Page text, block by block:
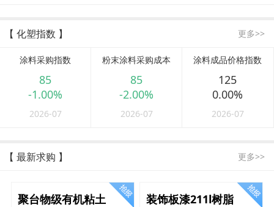
【 化塑指数 】 更多>>
涂料采购指数
85
-1.00%
2026-07
粉末涂料采购成本
85
-2.00%
2026-07
涂料成品价格指数
125
0.00%
2026-07
【 最新求购 】 更多>>
聚台物级有机粘土 装饰板漆211l树脂